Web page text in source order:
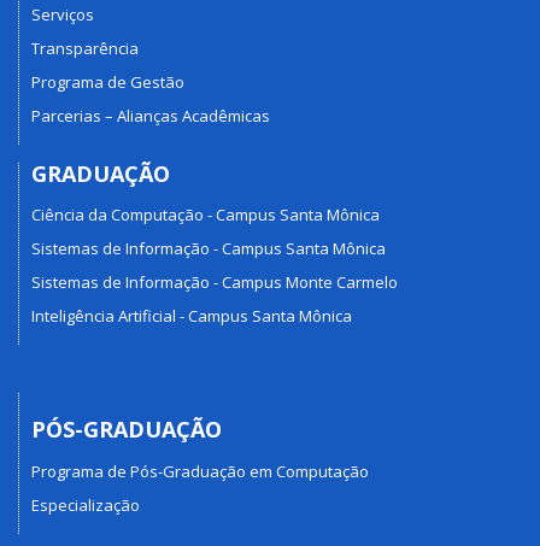
Serviços
Transparência
Programa de Gestão
Parcerias – Alianças Acadêmicas
GRADUAÇÃO
Ciência da Computação - Campus Santa Mônica
Sistemas de Informação - Campus Santa Mônica
Sistemas de Informação - Campus Monte Carmelo
Inteligência Artificial - Campus Santa Mônica
PÓS-GRADUAÇÃO
Programa de Pós-Graduação em Computação
Especialização